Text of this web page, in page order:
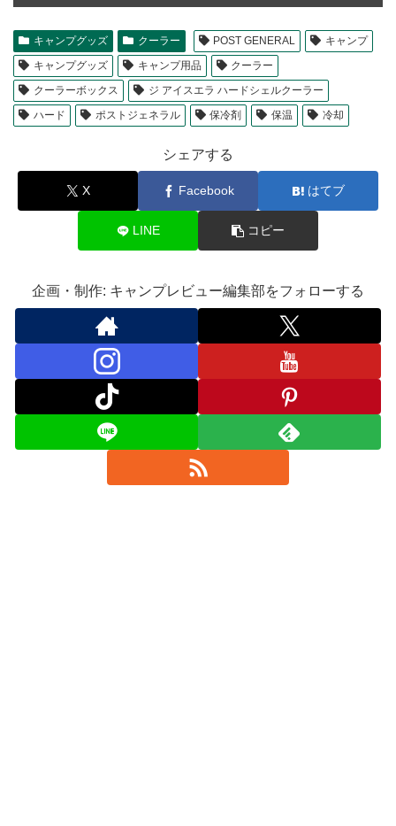
キャンプグッズ クーラー POST GENERAL
キャンプ
キャンプグッズ
キャンプ用品
クーラー
クーラーボックス
ジ アイスエラ ハードシェルクーラー
ハード
ポストジェネラル 保冷剤 保温 冷却
シェアする
X Facebook はてブ
LINE コピー
企画・制作: キャンプレビュー編集部をフォローする